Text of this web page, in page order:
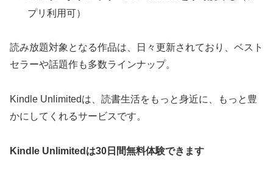
プリ利用可）
読み放題対象となる作品は、日々更新されており、ベスト
セラーや話題作も多数ラインナップ。
Kindle Unlimitedは、読書生活をもっと身近に、もっと豊
かにしてくれるサービスです。
Kindle Unlimitedは30日間無料体験できます